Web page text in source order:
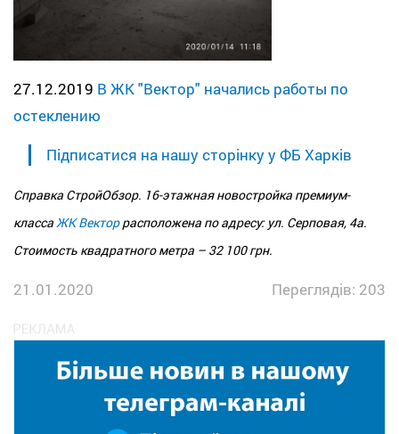
27.12.2019 В ЖК "Вектор" начались работы по
остеклению
Підписатися на нашу сторінку у ФБ Харків
Справка СтройОбзор. 16-этажная новостройка премиум-
класса ЖК Векторрасположена по адресу: ул. Серповая, 4а.
Стоимость квадратного метра – 32 100 грн.
21.01.2020 Переглядів: 203